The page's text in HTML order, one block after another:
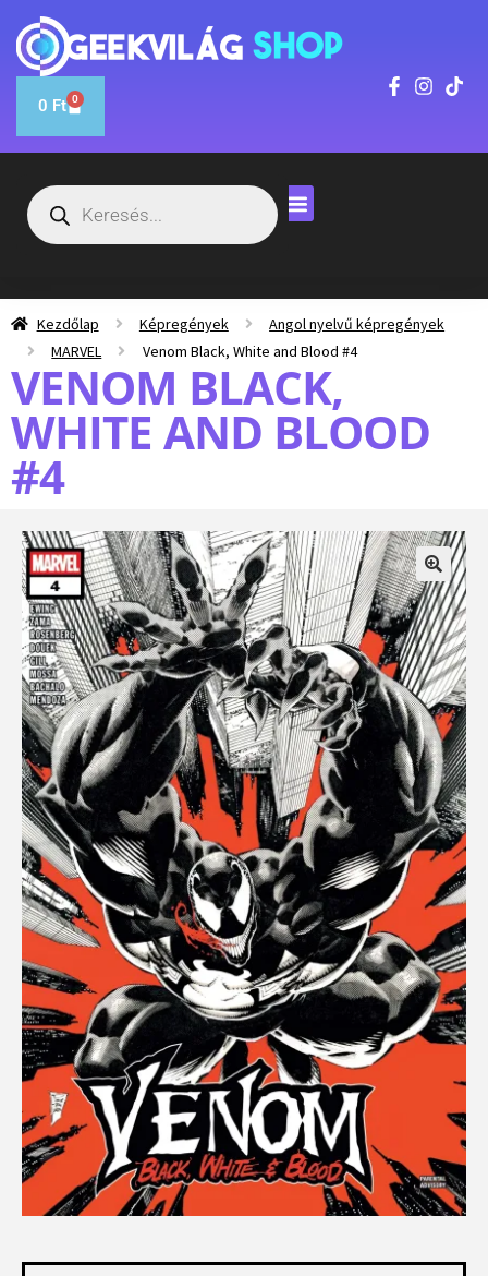
0 Ft 0
Kezdőlap Képregények
Angol nyelvű képregények
MARVEL
Venom Black, White and Blood #4
VENOM BLACK,
WHITE AND BLOOD
#4